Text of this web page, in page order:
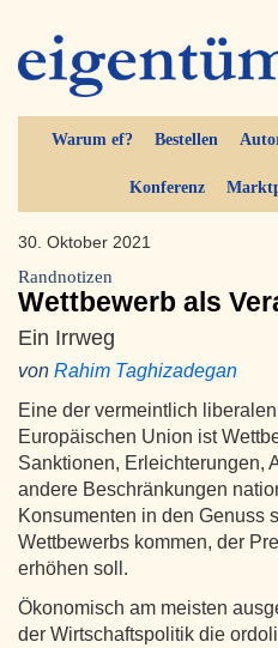
Warum ef? Bestellen
Konferenz
30. Oktober 2021
Randnotizen
Wettbewerb als
Ein Irrweg
von Rahim Taghizadegan
Eine der vermeintlich
Europäischen Union ist
Sanktionen, Erleichterungen,
andere Beschränkungen
Konsumenten in den Genuss
Wettbewerbs kommen, der
erhöhen soll.
Ökonomisch am meisten
der Wirtschaftspolitik die